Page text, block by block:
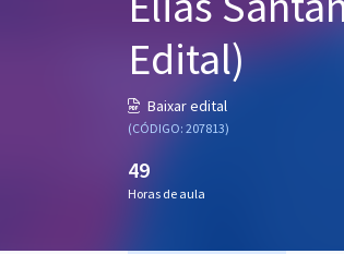
Edital)
Baixar edital
(CÓDIGO: 207813)
49
Horas de aula